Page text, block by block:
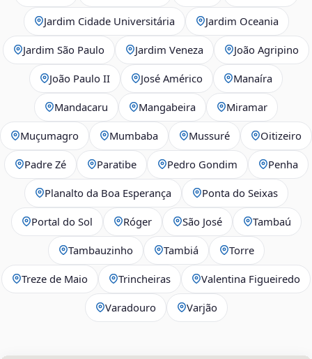
Jardim Cidade Universitária Jardim Oceania
Jardim São Paulo Jardim Veneza João Agripino
João Paulo II José Américo Manaíra
Mandacaru Mangabeira Miramar
Muçumagro Mumbaba Mussuré Oitizeiro
Padre Zé Paratibe Pedro Gondim Penha
Planalto da Boa Esperança Ponta do Seixas
Portal do Sol Róger São José Tambaú
Tambauzinho Tambiá Torre
Treze de Maio Trincheiras Valentina Figueiredo
Varadouro Varjão